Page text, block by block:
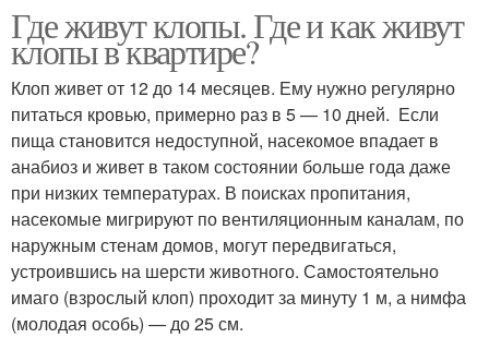
Где живут клопы. Где и как живут
клопы в квартире?
Клоп живет от 12 до 14 месяцев. Ему нужно регулярно
питаться кровью, примерно раз в 5 — 10 дней. Если
пища становится недоступной, насекомое впадает в
анабиоз и живет в таком состоянии больше года даже
при низких температурах. В поисках пропитания,
насекомые мигрируют по вентиляционным каналам, по
наружным стенам домов, могут передвигаться,
устроившись на шерсти животного. Самостоятельно
имаго (взрослый клоп) проходит за минуту 1 м, а нимфа
(молодая особь) — до 25 см.